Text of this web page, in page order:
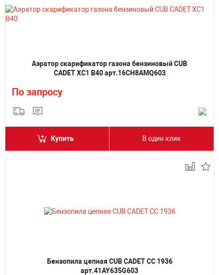
Аэратор скарификатор газона бензиновый CUB
CADET XC1 B40 арт.16CH8AMQ603
По запросу
Купить В один клик
Бензопила цепная CUB CADET CC 1936
арт.41AY635G603